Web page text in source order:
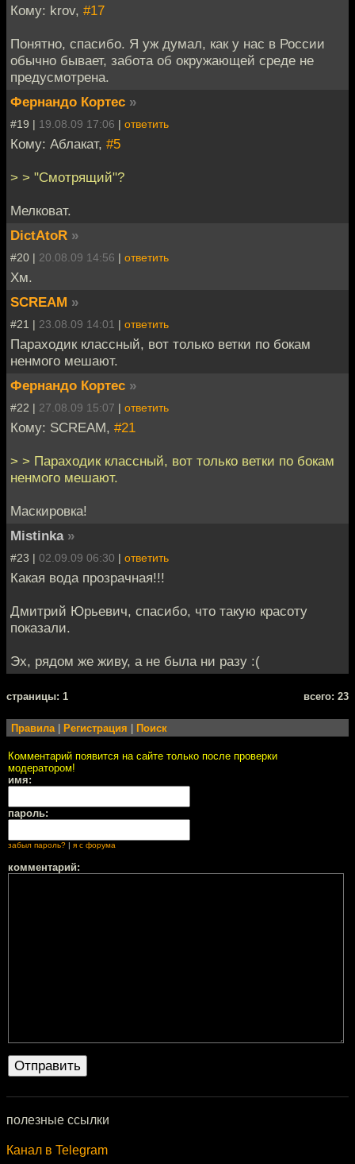
Кому: krov, #17
Понятно, спасибо. Я уж думал, как у нас в России
обычно бывает, забота об окружающей среде не
предусмотрена.
Фернандо Кортес »
#19 | 19.08.09 17:06 | ответить
Кому: Аблакат, #5
> > "Смотрящий"?
Мелковат.
DictAtoR »
#20 | 20.08.09 14:56 | ответить
Хм.
SCREAM »
#21 | 23.08.09 14:01 | ответить
Параходик классный, вот только ветки по бокам
ненмого мешают.
Фернандо Кортес »
#22 | 27.08.09 15:07 | ответить
Кому: SCREAM, #21
> > Параходик классный, вот только ветки по бокам
ненмого мешают.
Маскировка!
Mistinka »
#23 | 02.09.09 06:30 | ответить
Какая вода прозрачная!!!
Дмитрий Юрьевич, спасибо, что такую красоту
показали.
Эх, рядом же живу, а не была ни разу :(
cтраницы: 1 всего: 23
Правила| Регистрация Поиск
Комментарий появится на сайте только после проверки
модератором!
имя:
пароль:
забыл пароль? | я с форума
комментарий:
полезные ссылки
Канал в Telegram